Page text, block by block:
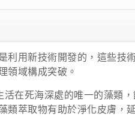
利用新技術開發的，這些技
領域構成突破。
在死海深處的唯一的藻類，
類萃取物有助於淨化皮膚，